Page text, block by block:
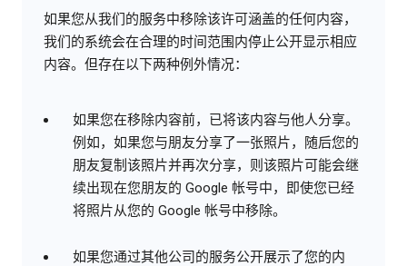
如果您从我们的服务中移除该许可涵盖的任何内容，
我们的系统会在合理的时间范围内停止公开显示相应
内容。但存在以下两种例外情况：
如果您在移除内容前，已将该内容与他人分享。
例如，如果您与朋友分享了一张照片，随后您的
朋友复制该照片并再次分享，则该照片可能会继
续出现在您朋友的 Google 帐号中，即使您已经
将照片从您的 Google 帐号中移除。
如果您通过其他公司的服务公开展示了您的内